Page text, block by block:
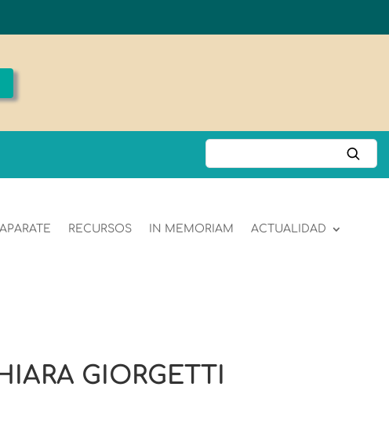
RECURSOS IN MEMORIAM ACTUALIDAD
GIORGETTI